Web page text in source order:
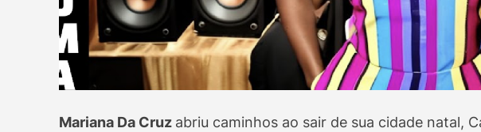
Mariana Da Cruz abriu caminhos ao sair de sua cidade natal,